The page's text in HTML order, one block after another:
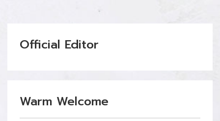
Official Editor
Warm Welcome